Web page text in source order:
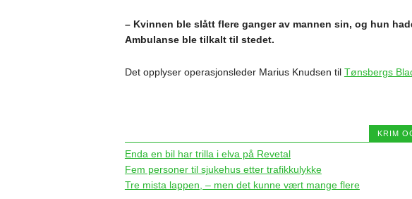
– Kvinnen ble slått flere ganger av mannen sin, og hun
Ambulanse ble tilkalt til stedet.
Det opplyser operasjonsleder Marius Knudsen til Tønsbergs
KRIM
Enda en bil har trilla i elva på Revetal
Fem personer til sjukehus etter trafikkulykke
Tre mista lappen, – men det kunne vært mange flere